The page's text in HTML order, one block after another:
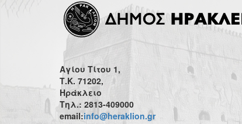
Αγίου Τίτου 1,
Τ.Κ. 71202,
Ηράκλειο
Τηλ.: 2813-409000
email:info@heraklion.gr